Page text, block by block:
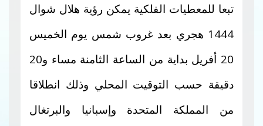
تبعا للمعطيات الفلكية يمكن رؤية هلال شوال
1444 هجري بعد غروب شمس يوم الخميس
20 أفريل بداية من الساعة الثامنة مساء و20
دقيقة حسب التوقيت المحلي وذلك انطلاقا
من
المملكة المتحدة وإسبانيا والبرتغال